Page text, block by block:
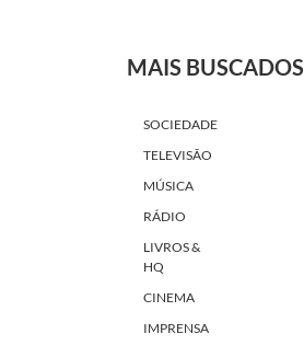
MAIS BUSCADOS
SOCIEDADE
TELEVISÃO
MÚSICA
RÁDIO
LIVROS &
HQ
CINEMA
IMPRENSA